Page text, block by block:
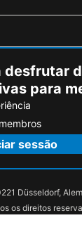
desfrutar
para
sessão
Düsseldorf,
os direitos